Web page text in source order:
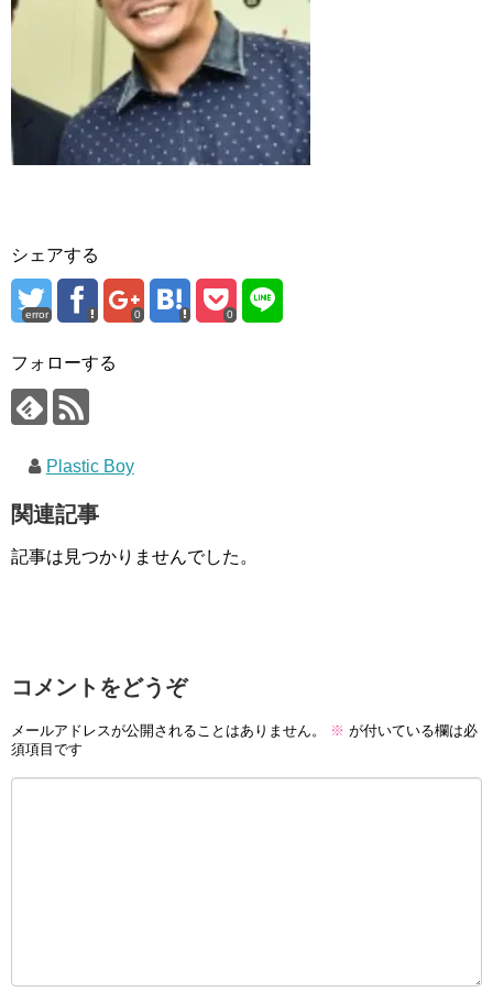
シェアする
error 0 0
フォローする
Plastic Boy
関連記事
記事は見つかりませんでした。
コメントをどうぞ
メールアドレスが公開されることはありません。 ※ が付いている欄は必
須項目です